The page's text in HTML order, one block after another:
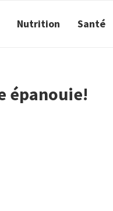
Nutrition Santé
épanouie!